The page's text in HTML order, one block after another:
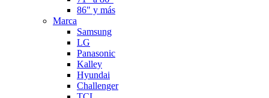
86" y más
Marca
Samsung
LG
Panasonic
Kalley
Hyundai
Challenger